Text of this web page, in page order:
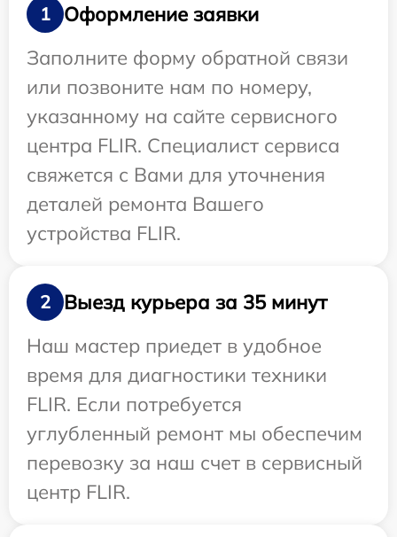
1
Оформление заявки
Заполните форму обратной связи
или позвоните нам по номеру,
указанному на сайте сервисного
центра FLIR. Специалист сервиса
свяжется с Вами для уточнения
деталей ремонта Вашего
устройства FLIR.
2
Выезд курьера за 35 минут
Наш мастер приедет в удобное
время для диагностики техники
FLIR. Если потребуется
углубленный ремонт мы обеспечим
перевозку за наш счет в сервисный
центр FLIR.